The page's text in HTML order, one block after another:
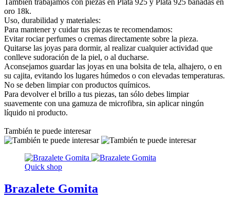
oro 18k.
Uso, durabilidad y materiales:
Para mantener y cuidar tus piezas te recomendamos:
Evitar rociar perfumes o cremas directamente sobre la pieza.
Quitarse las joyas para dormir, al realizar cualquier actividad que
conlleve sudoración de la piel, o al ducharse.
Aconsejamos guardar las joyas en una bolsita de tela, alhajero, o en
su cajita, evitando los lugares húmedos o con elevadas temperaturas.
No se deben limpiar con productos químicos.
Para devolver el brillo a tus piezas, tan sólo debes limpiar
suavemente con una gamuza de microfibra, sin aplicar ningún
líquido ni producto.
También te puede interesar
Quick shop
Brazalete Gomita